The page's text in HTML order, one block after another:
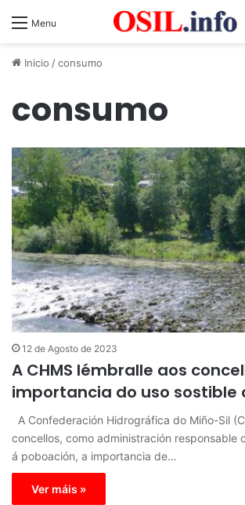
Menu
Inicio /consumo
consumo
12 de Agosto de 2023
A CHMS lémbralle aos
importancia do uso sostible
A Confederación Hidrográfica do Miño-Sil
concellos, como administración responsable
á poboación, a importancia de…
Ver máis »